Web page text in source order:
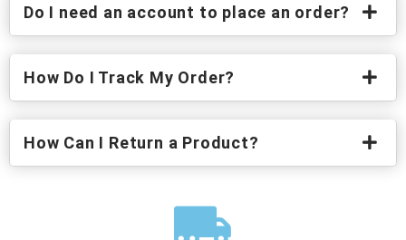
Do I need an account to place an order?
How Do I Track My Order?
How Can I Return a Product?